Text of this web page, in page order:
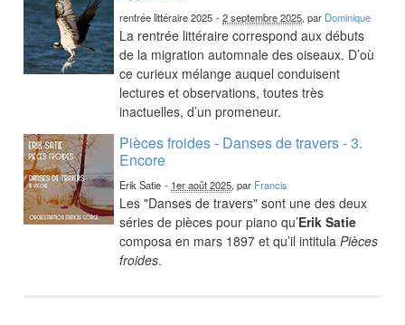
rentrée littéraire 2025 -2 septembre 2025, par Dominique
La rentrée littéraire correspond aux débuts
de la migration automnale des oiseaux. D’où
ce curieux mélange auquel conduisent
lectures et observations, toutes très
inactuelles, d’un promeneur.
Pièces froides - Danses de travers - 3.
Encore
Erik Satie - 1er août 2025, par Francis
Les "Danses de travers" sont une des deux
séries de pièces pour piano qu’Erik Satie
composa en mars 1897 et qu’il intitulaPièces
froides.